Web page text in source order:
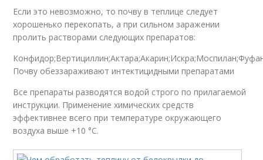
Если это невозможно, то почву в теплице следует
хорошенько перекопать, а при сильном заражении
пролить растворами следующих препаратов:
Почву обеззараживают интектицидными препаратами
Все препараты разводятся водой строго по прилагаемой
инструкции. Применение химических средств
эффективнее всего при температуре окружающего
воздуха выше +10 °C.